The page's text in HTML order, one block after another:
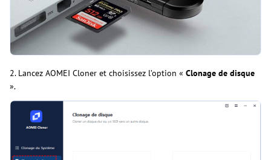
2. Lancez AOMEI Cloner et choisissez l’option « Clonage de disque
».